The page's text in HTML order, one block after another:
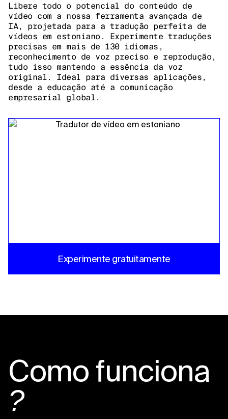
Libere todo o potencial do conteúdo de
vídeo com a nossa ferramenta avançada de
IA, projetada para a tradução perfeita de
vídeos em estoniano. Experimente traduções
precisas em mais de 130 idiomas,
reconhecimento de voz preciso e reprodução,
tudo isso mantendo a essência da voz
original. Ideal para diversas aplicações,
desde a educação até a comunicação
empresarial global.
Experimente gratuitamente
Como funciona
?